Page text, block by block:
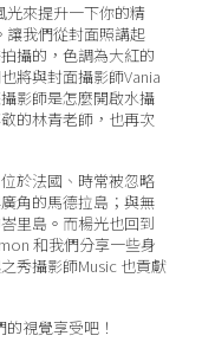
光來提升一下你的精
讓我們從封面照講起
攝的，色調為大紅的
將與封面攝影師Vania
影師是怎麼開啟水攝
的林青老師，也再次
於法國、時常被忽略
角的馬德拉島；與無
里島。而楊光也回到
和我們分享一些身
秀攝影師Music 也貢獻
視覺享受吧！​⁡